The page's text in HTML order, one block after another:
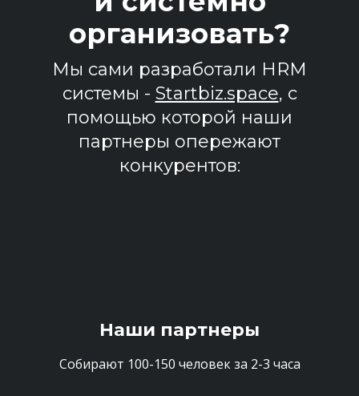
организовать?
Мы сами разработали HRM
системы - Startbiz.space, с
помощью которой наши
партнеры опережают
конкурентов:
Наши партнеры
Собирают 100-150 человек за 2-3 часа